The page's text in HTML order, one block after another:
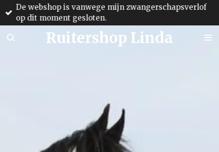
Ga
direct
de
Ruitershop Linda
De webshop is vanwege mijn zwangerschapsverlof
op dit moment gesloten.